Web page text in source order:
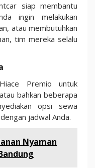
siap membantu
ingin melakukan
atau membutuhkan
tim mereka selalu
Premio untuk
bahkan beberapa
opsi sewa
jadwal Anda.
Nyaman